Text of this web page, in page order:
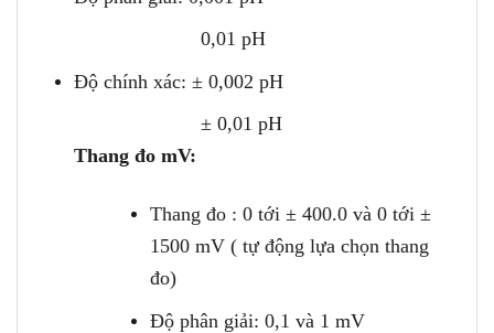
0,01 pH
Độ chính xác: ± 0,002 pH
± 0,01 pH
Thang đo mV:
Thang đo : 0 tới ± 400.0 và 0 tới ±
1500 mV ( tự động lựa chọn thang
đo)
Độ phân giải: 0,1 và 1 mV